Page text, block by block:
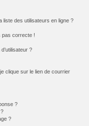
liste des utilisateurs en ligne ?
pas correcte !
?
clique sur le lien de courrier
?
?